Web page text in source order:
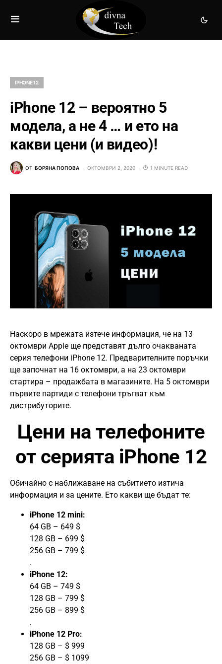
IPHONE 12
iPhone 12 – вероятно 5
модела, а не 4 … и ето на
какви цени (и видео)!
ОТ БОРЯНА ПОПОВА ОКТОМВРИ 2, 2020 1 MINUTE READ
Наскоро в мрежата изтече информация, че на 13
октомври Apple ще представят дълго очакваната
серия телефони iPhone 12. Предварителните поръчки
ще започнат на 16 октoмври, а на 23 октомври
стартира – продажбата в магазините. На 5 октомври
първите партиди с телефони тръгват към
дистрибуторите.
Цени на телефоните
от серията iPhone 12
Обичайно с наближаване на събитието изтича
информация и за цените. Ето какви ще бъдат те:
iPhone 12 mini:
64 GB – 649 $
128 GB – 699 $
256 GB – 799 $
.
iPhone 12:
64 GB – 749 $
128 GB – 799 $
256 GB – 899 $
.
iPhone 12 Pro:
128 GB – $ 999
256 GB – $ 1099